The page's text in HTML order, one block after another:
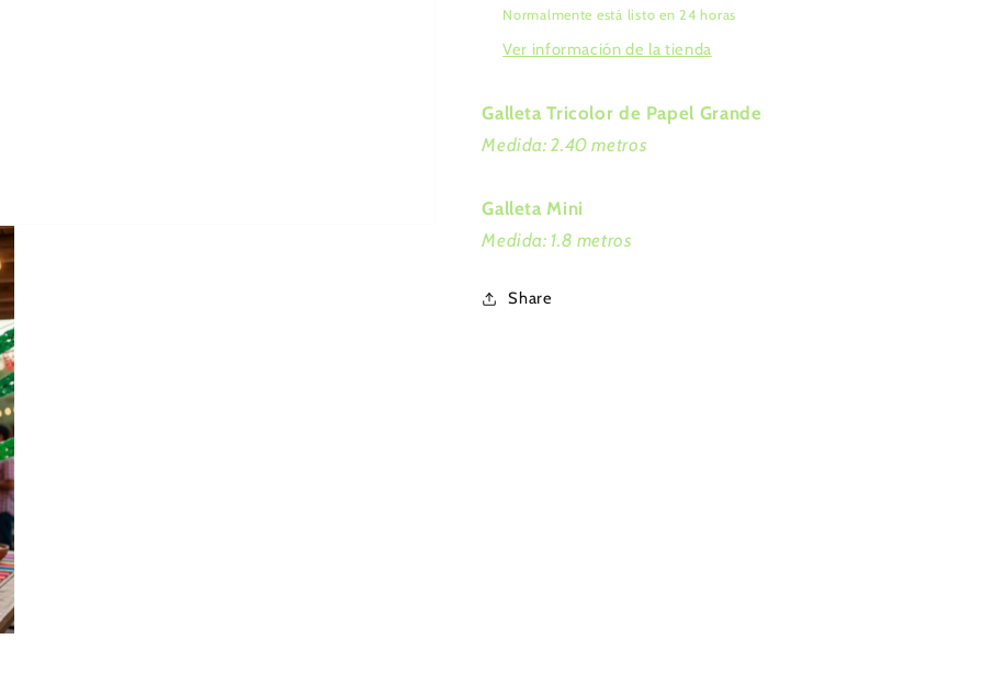
Normalmente está listo en 24 horas
Ver información de la tienda
Galleta Tricolor de Papel Grande
Medida: 2.40 metros
Galleta Mini
Medida: 1.8 metros
Share